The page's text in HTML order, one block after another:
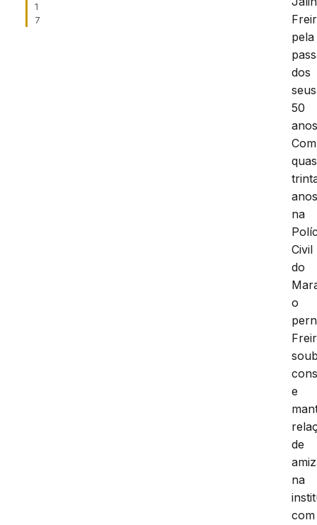
1
7
pela
dos
seus
50
Com
na
Civil
do
o
e
de
na
com